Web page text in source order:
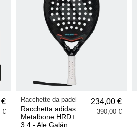
€
€
Racchette da padel
Racchetta adidas
Metalbone HRD+
3.4 - Ale Galán
234,00 €
390,00 €